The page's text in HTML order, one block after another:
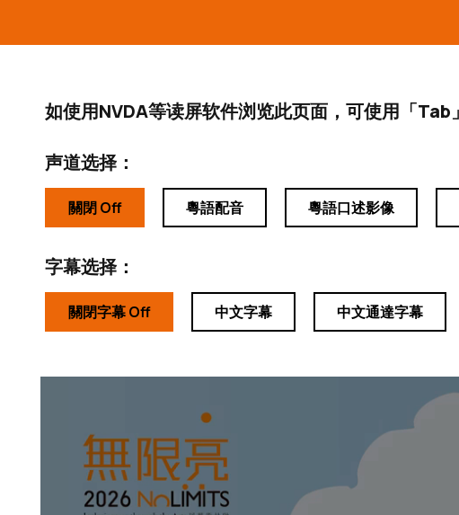
如使用NVDA等读屏软件浏览此页面，可使用「Tab
声道选择：
關閉 Off 粵語配音 粵語口述影像
字幕选择：
關閉字幕 Off 中文字幕 中文通達字幕